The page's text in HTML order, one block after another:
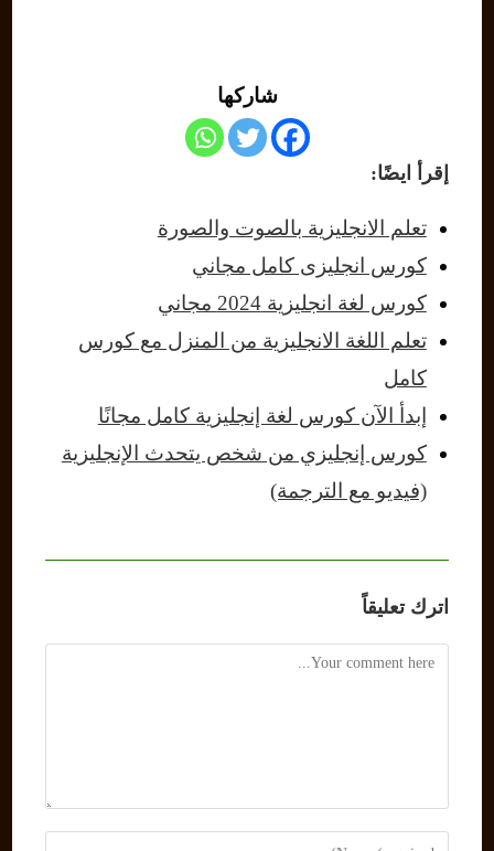
شاركها
إقرأ ايضًا:
تعلم الانجليزية بالصوت والصورة
كورس انجليزى كامل مجاني
كورس لغة انجليزية 2024 مجاني
تعلم اللغة الانجليزية من المنزل مع كورس
كامل
إبدأ الآن كورس لغة إنجليزية كامل مجانًا
كورس إنجليزي من شخص يتحدث الإنجليزية
(فيديو مع الترجمة)
اترك تعليقاً
Comment
Enter